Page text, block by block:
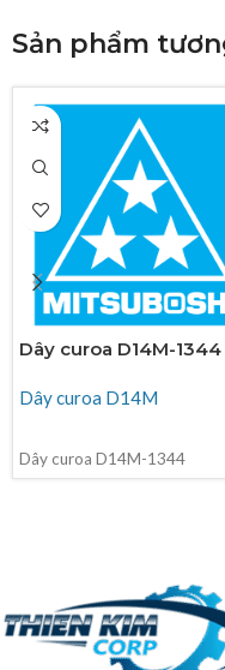
Sản phẩm
Dây curoa D14M-1344
Dây curoa D14M
Dây curoa D14M-1344